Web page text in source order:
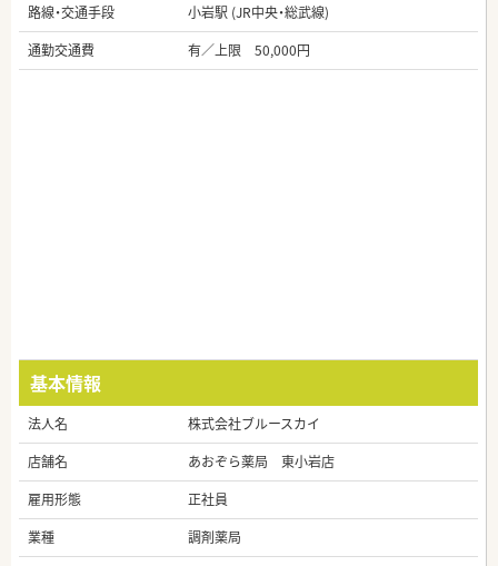
路線・交通手段
小岩駅 (JR中央・総武線)
通勤交通費
有／上限 50,000円
基本情報
法人名
株式会社ブルースカイ
店舗名
あおぞら薬局 東小岩店
雇用形態
正社員
業種
調剤薬局